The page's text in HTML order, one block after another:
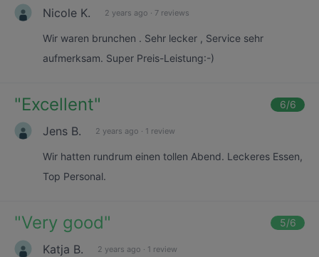
Nicole K. 2 years ago · 7 reviews
Wir waren brunchen . Sehr lecker , Service sehr
aufmerksam. Super Preis-Leistung:-)
"Excellent" 6/6
Jens B. 2 years ago · 1 review
Wir hatten rundrum einen tollen Abend. Leckeres Essen,
Top Personal.
"Very good" 5/6
Katja B. 2 years ago · 1 review